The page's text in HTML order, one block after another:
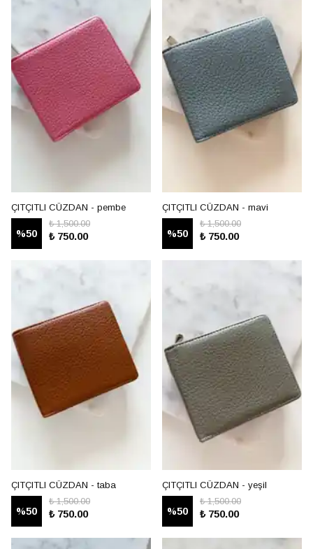
ÇITÇITLI CÜZDAN - pembe
%50
₺ 1,500.00
₺ 750.00
ÇITÇITLI CÜZDAN - mavi
%50
₺ 1,500.00
₺ 750.00
ÇITÇITLI CÜZDAN - taba
%50
₺ 1,500.00
₺ 750.00
ÇITÇITLI CÜZDAN - yeşil
%50
₺ 1,500.00
₺ 750.00